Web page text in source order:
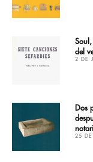
del
2 DE
Dos
25